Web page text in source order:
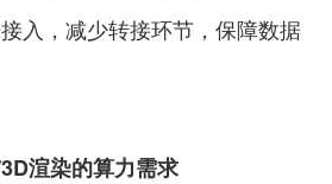
入，减少转接环节，保障数据
渲染的算力需求